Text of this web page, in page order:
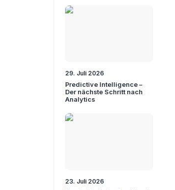
29. Juli 2026
Predictive Intelligence –
Der nächste Schritt nach
Analytics
23. Juli 2026